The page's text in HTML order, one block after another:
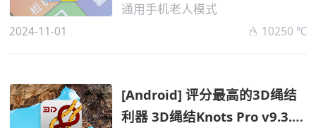
通用手机老人模式
2024-11-01 10250 ℃
[Android] 评分最高的3D绳结
利器 3D绳结Knots Pro v9.3.0